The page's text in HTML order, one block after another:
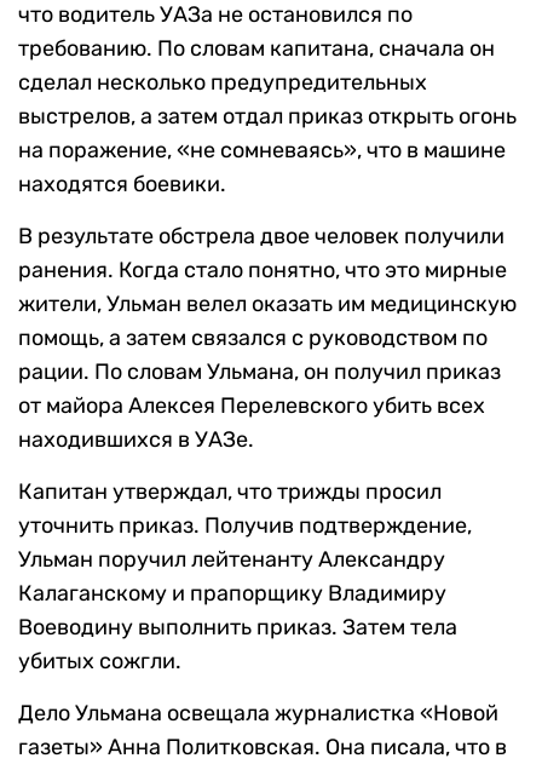
что водитель УАЗа не остановился по
требованию. По словам капитана, сначала он
сделал несколько предупредительных
выстрелов, а затем отдал приказ открыть огонь
на поражение, «не сомневаясь», что в машине
находятся боевики.
В результате обстрела двое человек получили
ранения. Когда стало понятно, что это мирные
жители, Ульман велел оказать им медицинскую
помощь, а затем связался с руководством по
рации. По словам Ульмана, он получил приказ
от майора Алексея Перелевского убить всех
находившихся в УАЗе.
Капитан утверждал, что трижды просил
уточнить приказ. Получив подтверждение,
Ульман поручил лейтенанту Александру
Калаганскому и прапорщику Владимиру
Воеводину выполнить приказ. Затем тела
убитых сожгли.
Дело Ульмана освещала журналистка «Новой
газеты» Анна Политковская. Она писала, что в